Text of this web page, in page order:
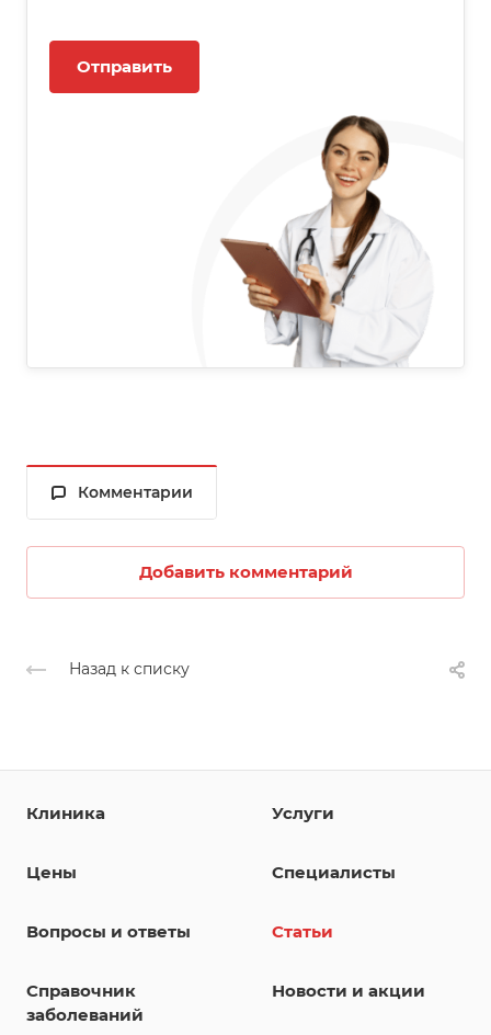
Комментарии
Добавить комментарий
Назад к списку
Клиника Услуги
Цены Специалисты
Вопросы и ответы Статьи
Справочник
заболеваний
Новости и акции